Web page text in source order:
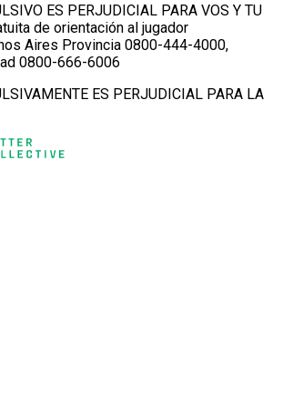
ES PERJUDICIAL PARA VOS Y TU
de orientación al jugador
Aires Provincia 0800-444-4000,
0800-666-6006
ES PERJUDICIAL PARA LA